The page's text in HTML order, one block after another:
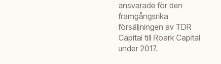
ansvarade för den
framgångsrika
försäljningen av TDR
Capital till Roark Capital
under 2017.